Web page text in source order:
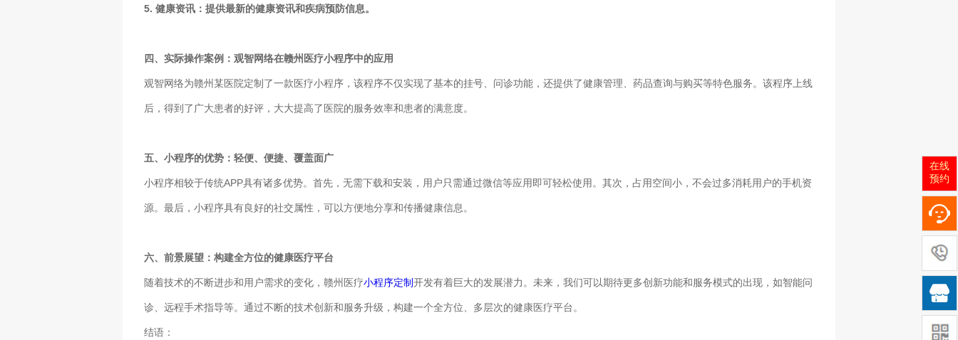
5. 健康资讯：提供最新的健康资讯和疾病预防信息。
四、实际操作案例：观智网络在赣州医疗小程序中的应用
观智网络为赣州某医院定制了一款医疗小程序，该程序不仅实现了基本的挂号、问诊功能，还提供了健康管理、药品查询与购买等特色服务。该程序上线
后，得到了广大患者的好评，大大提高了医院的服务效率和患者的满意度。
五、小程序的优势：轻便、便捷、覆盖面广
小程序相较于传统APP具有诸多优势。首先，无需下载和安装，用户只需通过微信等应用即可轻松使用。其次，占用空间小，不会过多消耗用户的手机资
源。最后，小程序具有良好的社交属性，可以方便地分享和传播健康信息。
六、前景展望：构建全方位的健康医疗平台
随着技术的不断进步和用户需求的变化，赣州医疗小程序定制开发有着巨大的发展潜力。未来，我们可以期待更多创新功能和服务模式的出现，如智能问
诊、远程手术指导等。通过不断的技术创新和服务升级，构建一个全方位、多层次的健康医疗平台。
结语：
在线
预约
